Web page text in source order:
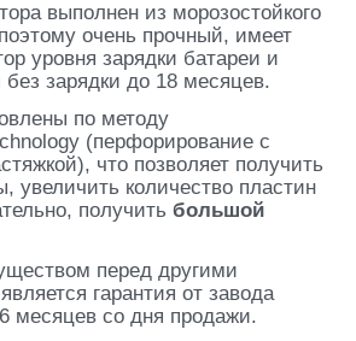
выполнен из морозостойкого
очень прочный, имеет
уровня зарядки батареи и
без зарядки до 18 месяцев.
по методу
(перфорирование с
что позволяет получить
увеличить количество пластин
получить большой
перед другими
гарантия от завода
месяцев со дня продажи.